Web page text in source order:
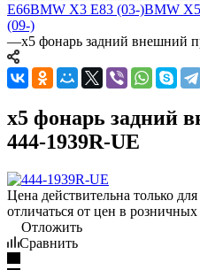
E66BMW X3 E83 (03-)BMW
(09-)
—x5 фонарь задний внешний
x5 фонарь задний
444-1939R-UE
Цена действительна только
отличаться от цен в
Отложить
Сравнить